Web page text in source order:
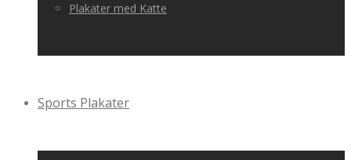
Plakater med Katte
Sports Plakater